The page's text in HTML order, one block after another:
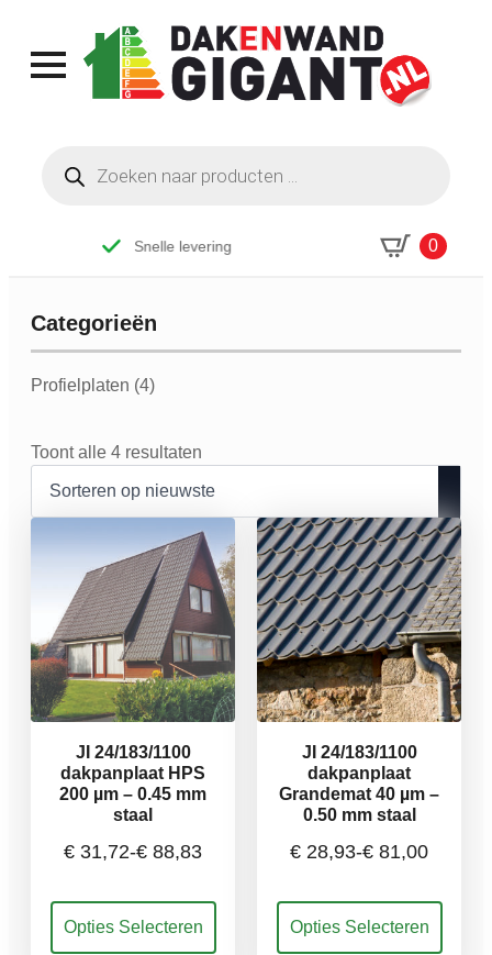
zoeken
Snelle levering 0
Categorieën
Categorieen
Profielplaten (4)
Toont alle 4 resultaten
nieuwste
JI 24/183/1100
dakpanplaat HPS
200 µm – 0.45 mm
staal
€ 31,72-€ 88,83
€ 31,72
Opties Selecteren
Dit
product
JI 24/183/1100
dakpanplaat
Grandemat 40 µm –
0.50 mm staal
€ 28,93-€ 81,00
€ 28,93
Opties Selecteren
Dit
product